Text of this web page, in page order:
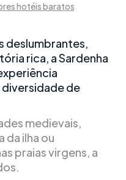
hotéis baratos
deslumbrantes,
rica, a Sardenha
diversidade de
medievais,
da ilha ou
praias virgens, a